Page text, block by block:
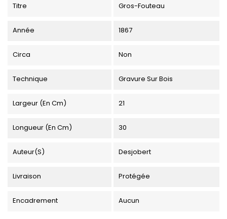
Titre Gros-Fouteau
Année 1867
Circa Non
Technique Gravure Sur Bois
Largeur (en Cm) 21
Longueur (en Cm) 30
Auteur(s) Desjobert
Livraison Protégée
Encadrement Aucun